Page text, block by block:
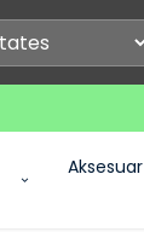
Aksesuar